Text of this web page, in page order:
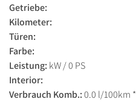
Getriebe:
Kilometer:
Türen:
Farbe:
Leistung: kW / 0 PS
Interior:
Verbrauch Komb.:0.0 l/100km *